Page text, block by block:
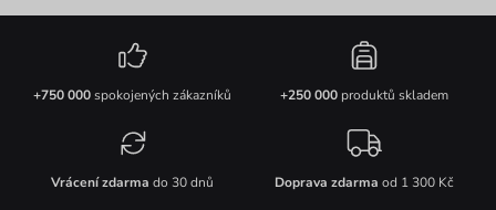
+750 000spokojených zákazníků +250 000produktů skladem
Vrácení zdarma do 30 dnů Doprava zdarma od 1 300 Kč